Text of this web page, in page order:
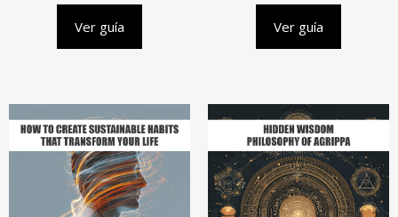
Ver guía Ver guía